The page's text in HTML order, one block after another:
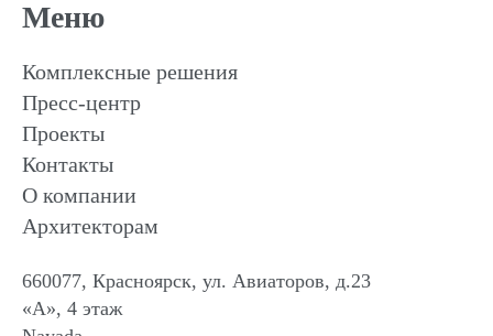
Меню
Комплексные решения
Пресс-центр
Проекты
Контакты
О компании
Архитекторам
660077, Красноярск, ул. Авиаторов, д.23
«А», 4 этаж